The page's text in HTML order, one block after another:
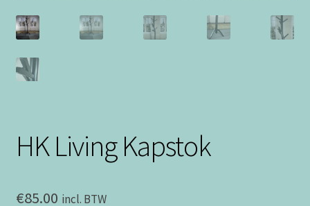
HK Living Kapstok
€85.00 incl. BTW